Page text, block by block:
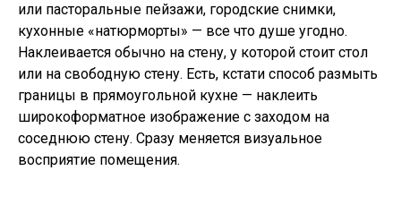
или пасторальные пейзажи, городские снимки,
кухонные «натюрморты» — все что душе угодно.
Наклеивается обычно на стену, у которой стоит стол
или на свободную стену. Есть, кстати способ размыть
границы в прямоугольной кухне — наклеить
широкоформатное изображение с заходом на
соседнюю стену. Сразу меняется визуальное
восприятие помещения.